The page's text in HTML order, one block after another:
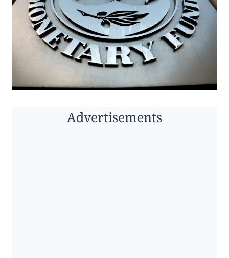
Advertisements